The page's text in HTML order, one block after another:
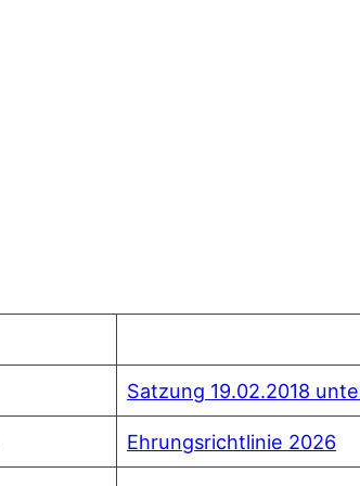
Sat­zung 19.02.2018
Ehrungs­richt­li­nie 2026